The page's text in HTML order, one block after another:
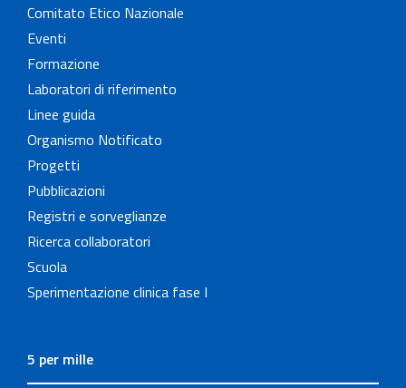
Comitato Etico Nazionale
Eventi
Formazione
Laboratori di riferimento
Linee guida
Organismo Notificato
Progetti
Pubblicazioni
Registri e sorveglianze
Ricerca collaboratori
Scuola
Sperimentazione clinica fase I
5 per mille